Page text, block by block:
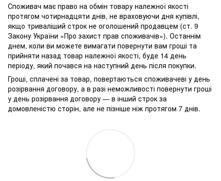
Споживач має право на обмін товару належної якості
протягом чотирнадцяти днів, не враховуючи дня купівлі,
якщо триваліший строк не оголошений продавцем (ст. 9
Закону України «Про захист прав споживачів»). Останнім
днем, коли ви можете вимагати повернути вам гроші та
прийняти назад товар належної якості, буде 14 день
періоду, який почався на наступний день після покупки.
Гроші, сплачені за товар, повертаються споживачеві у день
розірвання договору, а в разі неможливості повернути гроші
у день розірвання договору — в інший строк за
домовленістю сторін, але не пізніше ніж протягом 7 днів.